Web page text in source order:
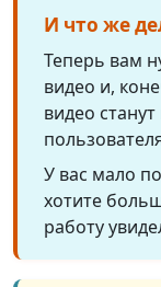
И что же
Теперь вам
видео и,
видео
У вас мало
хотите
работу